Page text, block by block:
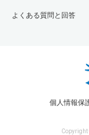
よくある質問と回答
個人情報保